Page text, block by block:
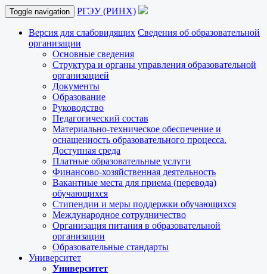
Toggle navigation РГЭУ (РИНХ)
Версия для слабовидящих Сведения об образовательной
организации
Основные сведения
Структура и органы управления образовательной
организацией
Документы
Образование
Руководство
Педагогический состав
Материально-техническое обеспечение и
оснащенность образовательного процесса.
Доступная среда
Платные образовательные услуги
Финансово-хозяйственная деятельность
Вакантные места для приема (перевода)
обучающихся
Стипендии и меры поддержки обучающихся
Международное сотрудничество
Организация питания в образовательной
организации
Образовательные стандарты
Университет
Университет